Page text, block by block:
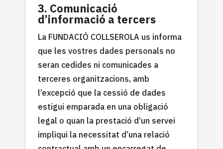
3. Comunicació
d’informació a tercers
La FUNDACIÓ COLLSEROLA us informa
que les vostres dades personals no
seran cedides ni comunicades a
terceres organitzacions, amb
l’excepció que la cessió de dades
estigui emparada en una obligació
legal o quan la prestació d’un servei
impliqui la necessitat d’una relació